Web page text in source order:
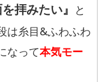
拝みたい』 と
は糸目&ふわふわ
なって本気モー